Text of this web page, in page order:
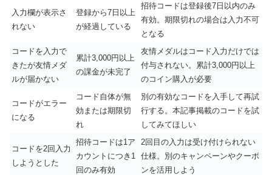
入力欄が表示さ
れない
登録から7日以上
が経過している
招待コードは登録後7日以内のみ
有効。期限切れの場合は入力不可
となる
コードを入力で
きたが友情メダ
ルが届かない
累計3,000円以上
の課金が未完了
友情メダルはコード入力だけでは
付与されない。累計3,000円以上
のコイン購入が必要
コードがエラー
になる
コード自体が無
効または期限切
れ
別の有効なコードを入手して再試
行する。本記事掲載のコードを試
してみてほしい
コードを2回入力
しようとした
招待コードは1ア
カウントにつき1
回のみ有効
2回目の入力は受け付けられない
仕様。別のキャンペーンやクーポ
ンを活用しよう